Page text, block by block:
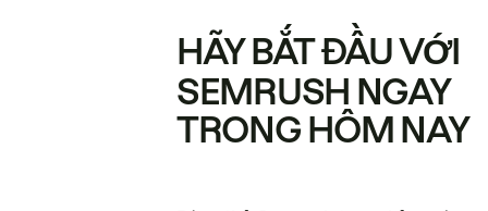
HÃY BẮT ĐẦU VỚI
SEMRUSH NGAY
TRONG HÔM NAY